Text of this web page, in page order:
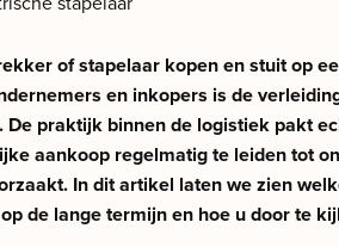
of stapelaar kopen en stuit op
en inkopers is de
praktijk binnen de logistiek pakt
aankoop regelmatig te leiden tot
In dit artikel laten we zien
de lange termijn en hoe u door te